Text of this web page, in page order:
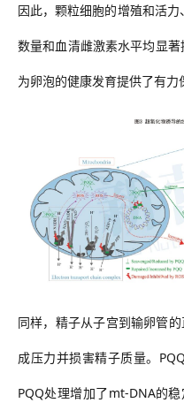
因此，颗粒细胞的增殖和活
数量和血清雌激素水平均显
为卵泡的健康发育提供了有力
同样，精子从子宫到输卵管
成压力并损害精子质量。
PQQ处理增加了mt-DNA的